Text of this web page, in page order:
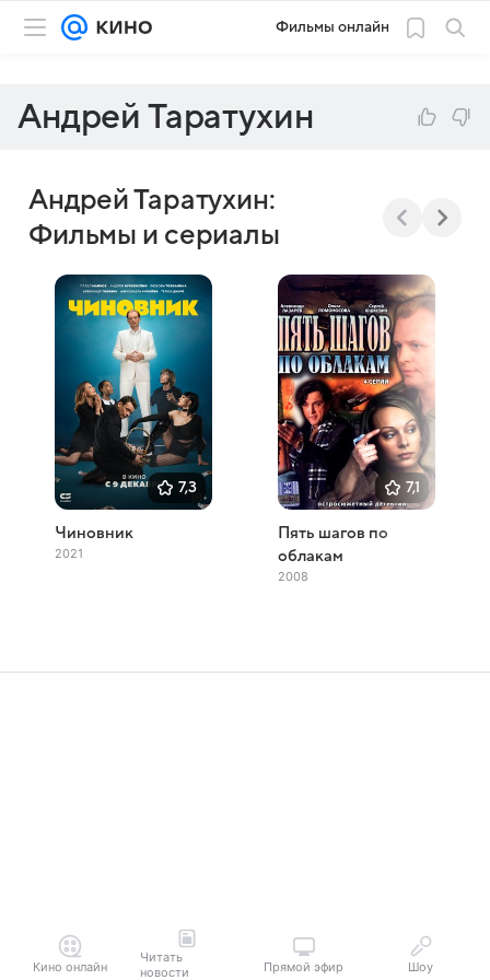
Фильмы онлайн
Андрей Таратухин
Андрей Таратухин:
Фильмы и сериалы
7,3
Чиновник
2021
7,1
Пять шагов по
облакам
2008
Кино онлайн
Читать
новости
Прямой эфир Шоу